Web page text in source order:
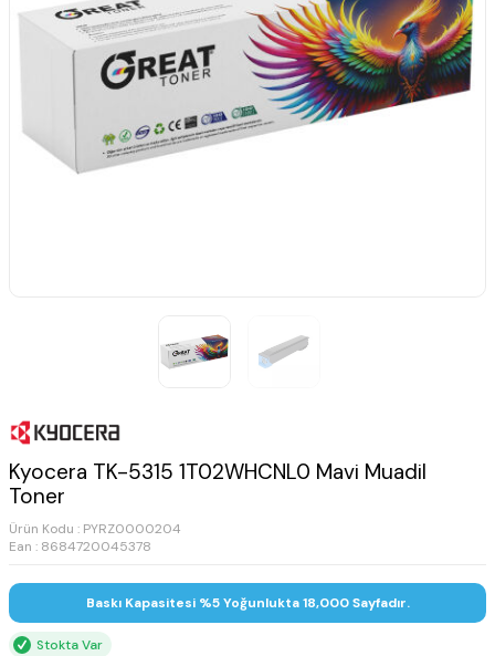
Kyocera TK-5315 1T02WHCNL0 Mavi Muadil
Toner
Ürün Kodu : PYRZ0000204
Ean : 8684720045378
Baskı Kapasitesi %5 Yoğunlukta 18,000 Sayfadır.
Stokta Var